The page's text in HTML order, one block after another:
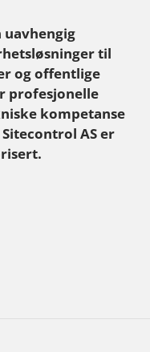
uavhengig
til
og offentlige
profesjonelle
kompetanse
AS er